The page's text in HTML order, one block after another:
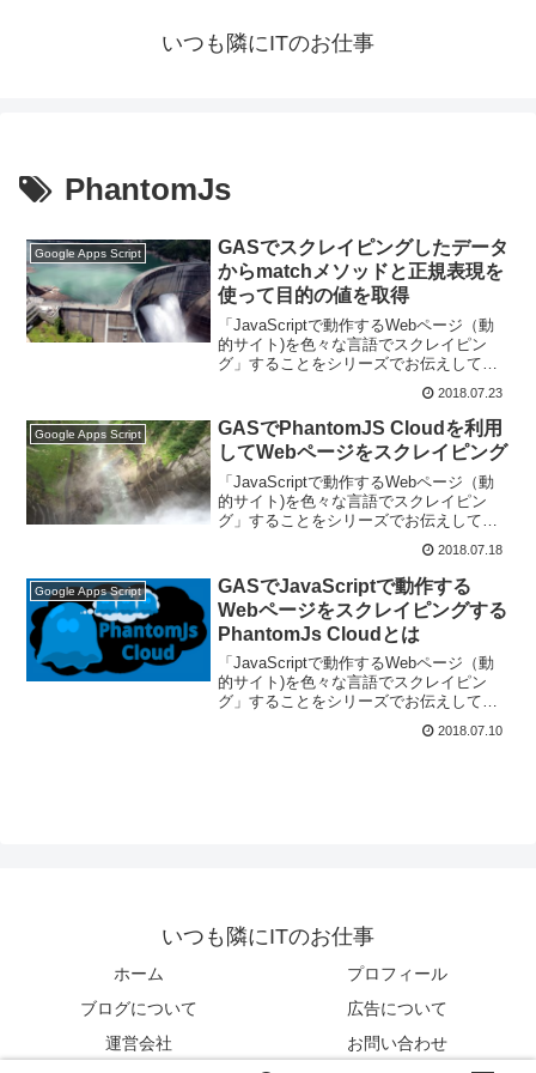
いつも隣にITのお仕事
PhantomJs
Google Apps Script
GASでスクレイピングしたデータ
からmatchメソッドと正規表現を
使って目的の値を取得
「JavaScriptで動作するWebページ（動
的サイト)を色々な言語でスクレイピン
グ」することをシリーズでお伝えしてい
HTMLドキュメントの中からmatchメソッ
ドと正規表現を使って目的の値を取得し
ます。
2018.07.23
Google Apps Script
GASでPhantomJS Cloudを利用
してWebページをスクレイピング
「JavaScriptで動作するWebページ（動
的サイト)を色々な言語でスクレイピン
グ」することをシリーズでお伝えしてい
PhantomJS Cloudでスクレイピングしま
す！
2018.07.18
Google Apps Script
GASでJavaScriptで動作する
Webページをスクレイピングする
PhantomJs Cloudとは
「JavaScriptで動作するWebページ（動
的サイト)を色々な言語でスクレイピン
グ」することをシリーズでお伝えしてい
ます。今回はGoogle Apps Scriptでスクレ
イピングするために、PhantomJS Cloud
2018.07.10
いつも隣にITのお仕事
ホーム
プロフィール
ブログについて
広告について
運営会社
お問い合わせ